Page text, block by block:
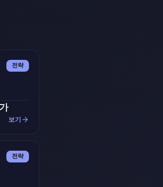
전략
보기 arrow_forward
전략